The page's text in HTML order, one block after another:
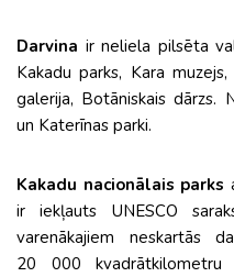
Darvina ir neliela pilsēta
Kakadu parks, Kara
galerija, Botāniskais dārzs.
un Katerīnas parki.
Kakadu nacionālais parks
ir iekļauts UNESCO
varenākajiem neskartās
20 000